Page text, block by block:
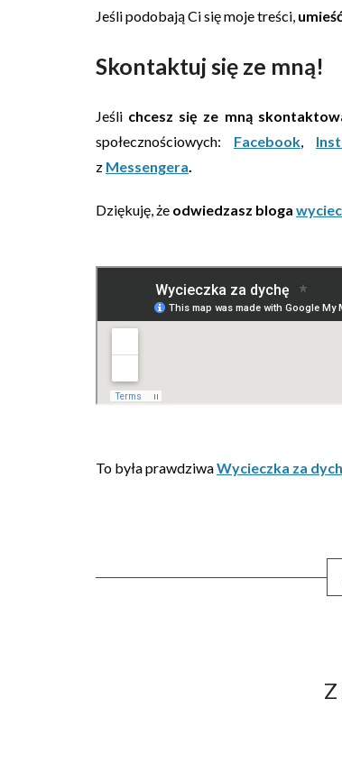
Jeśli podobają Ci się moje treści,
Skontaktuj się ze mną!
Jeśli chcesz się ze mną
społecznościowych: Facebook,
z Messengera.
Dziękuję, że odwiedzasz bloga
To była prawdziwaWycieczka za